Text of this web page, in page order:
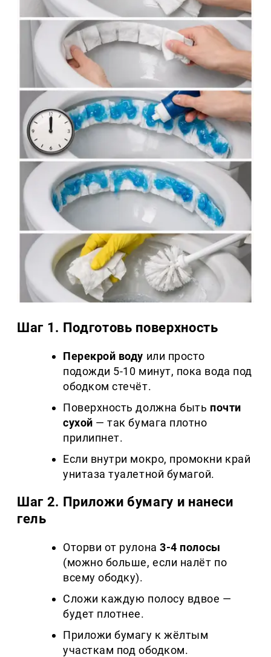
Шаг 1. Подготовь поверхность
Перекрой воду или просто
подожди 5-10 минут, пока вода под
ободком стечёт.
Поверхность должна быть почти
сухой — так бумага плотно
прилипнет.
Если внутри мокро, промокни край
унитаза туалетной бумагой.
Шаг 2. Приложи бумагу и нанеси
гель
Оторви от рулона3-4 полосы
(можно больше, если налёт по
всему ободку).
Сложи каждую полосу вдвое —
будет плотнее.
Приложи бумагу к жёлтым
участкам под ободком.